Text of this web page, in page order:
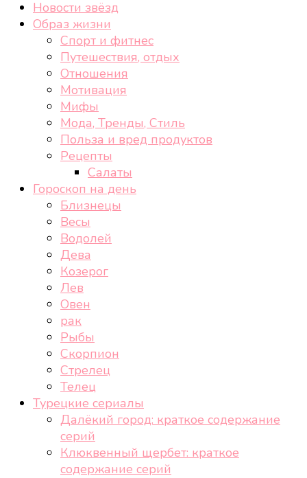
Новости звёзд
Образ жизни
Спорт и фитнес
Путешествия, отдых
Отношения
Мотивация
Мифы
Мода, Тренды, Стиль
Польза и вред продуктов
Рецепты
Салаты
Гороскоп на день
Близнецы
Весы
Водолей
Дева
Козерог
Лев
Овен
рак
Рыбы
Скорпион
Стрелец
Телец
Турецкие сериалы
Далёкий город: краткое содержание
серий
Клюквенный щербет: краткое
содержание серий